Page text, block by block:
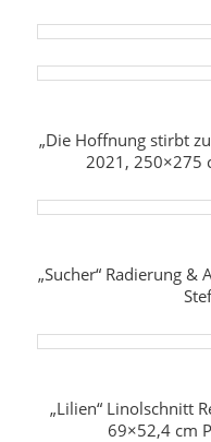
„Die Hoffnung stirbt
2021, 250×275
„Sucher“ Radierung
„Lilien“ Linolschnitt
69×52,4 cm